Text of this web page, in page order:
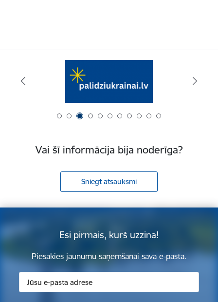
Vai šī informācija bija noderīga?
Sniegt atsauksmi
Esi pirmais, kurš uzzina!
Piesakies jaunumu saņemšanai savā e-pastā.